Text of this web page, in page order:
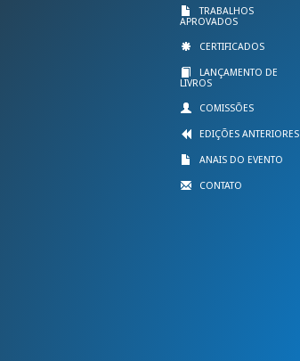
TRABALHOS
APROVADOS
CERTIFICADOS
LANÇAMENTO DE
LIVROS
COMISSÕES
EDIÇÕES ANTERIORES
ANAIS DO EVENTO
CONTATO